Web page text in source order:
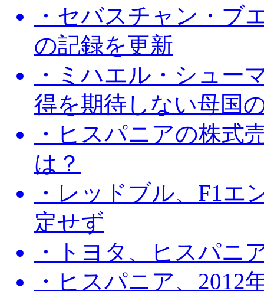
・セバスチャン・ブ
の記録を更新
・ミハエル・シュー
得を期待しない母国
・ヒスパニアの株式
は？
・レッドブル、F1エ
定せず
・トヨタ、ヒスパニ
・ヒスパニア、2012